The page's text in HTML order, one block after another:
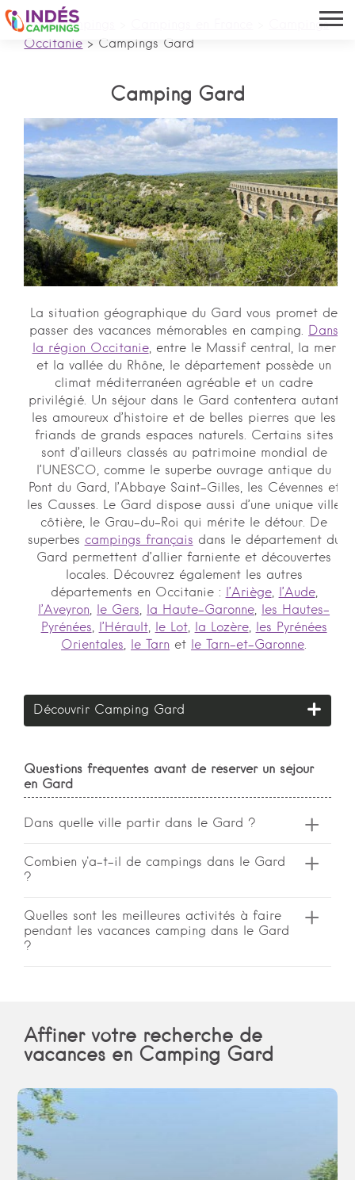
Indés campings
Campings
Occitanie > Campings Gard
Camping Gard
La situation géographique du Gard vous promet de
passer des vacances mémorables en camping. Dans
la région Occitanie, entre le Massif central, la mer
et la vallée du Rhône, le département possède un
climat méditerranéen agréable et un cadre
privilégié. Un séjour dans le Gard contentera autant
les amoureux d’histoire et de belles pierres que les
friands de grands espaces naturels. Certains sites
sont d’ailleurs classés au patrimoine mondial de
l’UNESCO, comme le superbe ouvrage antique du
Pont du Gard, l’Abbaye Saint-Gilles, les Cévennes et
les Causses. Le Gard dispose aussi d’une unique ville
côtière, le Grau-du-Roi qui mérite le détour. De
superbes campings français dans le département du
Gard permettent d’allier farniente et découvertes
locales. Découvrez également les autres
départements en Occitanie :
l’Ariège, l’Aude,
l’Aveyron, le Gers, la Haute-Garonne,
les Hautes-
Pyrénées, l’Hérault, le Lot, la Lozère,
les Pyrénées
Orientales, le Tarn et le Tarn-et-Garonne.
Découvrir Camping Gard
Questions fréquentes avant de réserver un séjour
en Gard
Dans quelle ville partir dans le Gard ?
Profitez de vos prochaines vacances dans le
que Nîmes, Alès, Beaucaire, Uzès ou encore
Saint-Gilles.
Combien y'a-t-il de campings dans le Gard
?
Le département compte 155 campings, dont 6
campings 5 étoiles, 33 campings 4 étoiles, 42
Quelles sont les meilleures activités à faire
pendant les vacances camping dans le Gard
?
Pont du Gard…) mais aussi de visiter des musées
à Alès, de découvrir les trésors architecturaux
Affiner votre recherche de
vacances en Camping Gard